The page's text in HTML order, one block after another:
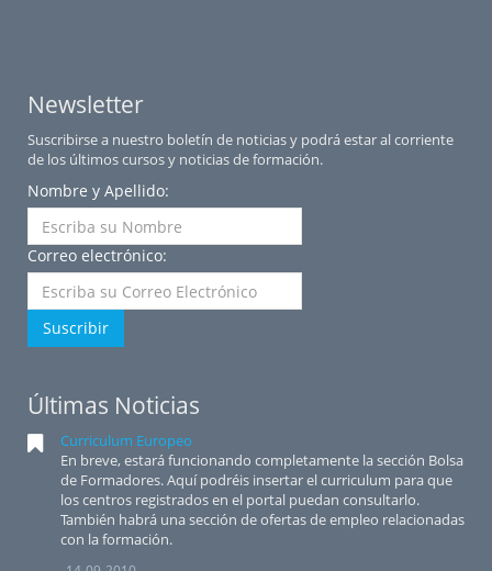
Newsletter
Suscribirse a nuestro boletín de noticias y podrá estar al corriente
de los últimos cursos y noticias de formación.
Nombre y Apellido:
Correo electrónico:
Suscribir
Últimas Noticias
Curriculum Europeo
En breve, estará funcionando completamente la sección Bolsa
de Formadores. Aquí podréis insertar el curriculum para que
los centros registrados en el portal puedan consultarlo.
También habrá una sección de ofertas de empleo relacionadas
con la formación.